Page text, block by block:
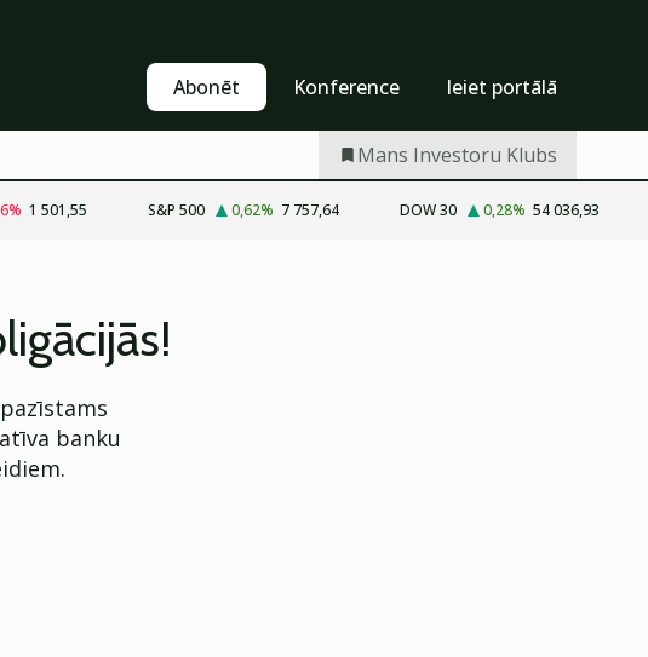
Abonēt Konference Ieiet portālā
Mans Investoru Klubs
% 1 501,55 S&P 500 0,62% 7 757,64 DOW 30 0,28% 54 036,93
banku